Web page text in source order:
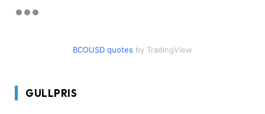
BCOUSD quotes by TradingView
GULLPRIS